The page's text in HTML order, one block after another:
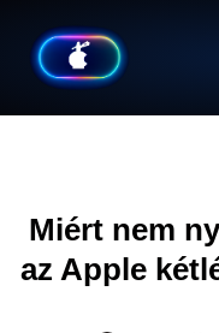
Miért nem
az Apple